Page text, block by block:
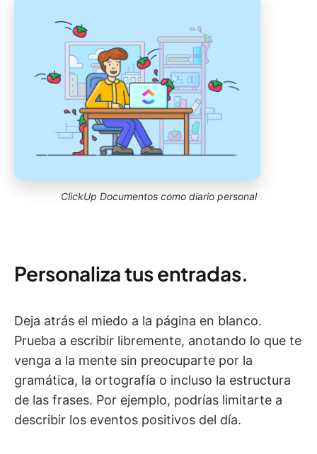
ClickUp Documentos como diario personal
Personaliza tus entradas.
Deja atrás el miedo a la página en blanco.
Prueba a escribir libremente, anotando lo que te
venga a la mente sin preocuparte por la
gramática, la ortografía o incluso la estructura
de las frases. Por ejemplo, podrías limitarte a
describir los eventos positivos del día.